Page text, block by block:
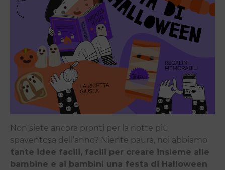
Non siete ancora pronti per la notte più
spaventosa dell’anno? Niente paura, noi abbiamo
tante idee facili, facili per creare insieme alle
bambine e ai bambini una festa di Halloween